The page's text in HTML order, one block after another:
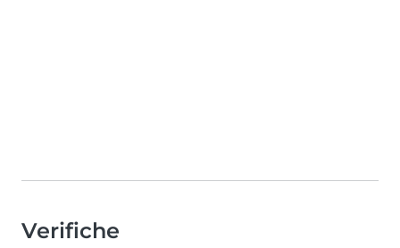
Verifiche